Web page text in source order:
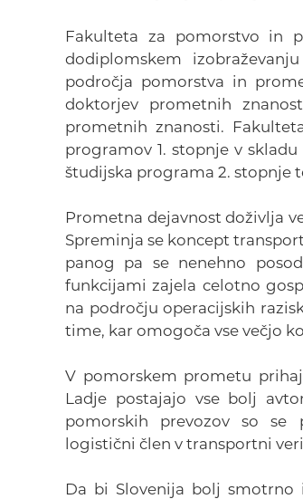
Fakulteta za pomorstvo in
dodiplomskem
področja pomorstva in
doktorjev prometnih
prometnih znanosti.
programov 1. stopnje v
študijska programa 2. stopnje
Prometna dejavnost doživlja
Spreminja se koncept
panog pa se nenehno
funkcijami zajela celotno
na področju operacijskih
time, kar omogoča vse večjo
V pomorskem prometu
Ladje postajajo vse bolj
pomorskih prevozov so se
logistični člen v transportni
Da bi Slovenija bolj